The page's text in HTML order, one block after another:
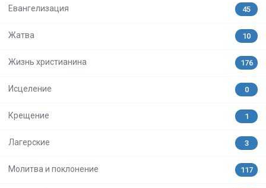
Евангелизация 45
Жатва 10
Жизнь христианина 176
Исцеление 0
Крещение 1
Лагерские 3
Молитва и поклонение 117